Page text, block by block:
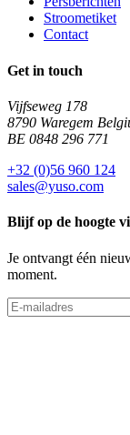
Stroometiket
Contact
Get in touch
Vijfseweg 178
8790 Waregem
BE 0848 296 771
+32 (0)56 960 124
sales@yuso.com
Blijf op de hoogte
Je ontvangt één
moment.